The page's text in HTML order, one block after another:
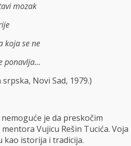
mozak
koja se ne
ponavlja…
Novi Sad, 1979.)
je da preskočim
Vujicu Rešin Tucića. Voja
kao istorija i tradicija.